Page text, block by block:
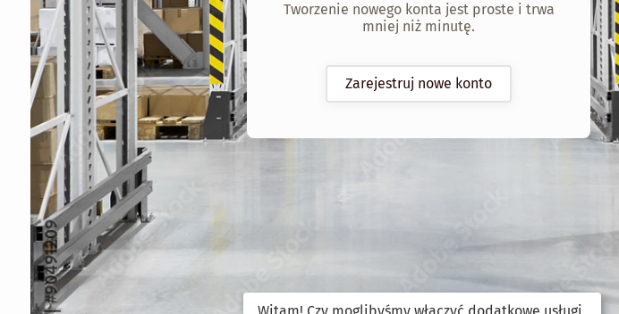
Tworzenie nowego konta jest proste i trwa
mniej niż minutę.
Zarejestruj nowe konto